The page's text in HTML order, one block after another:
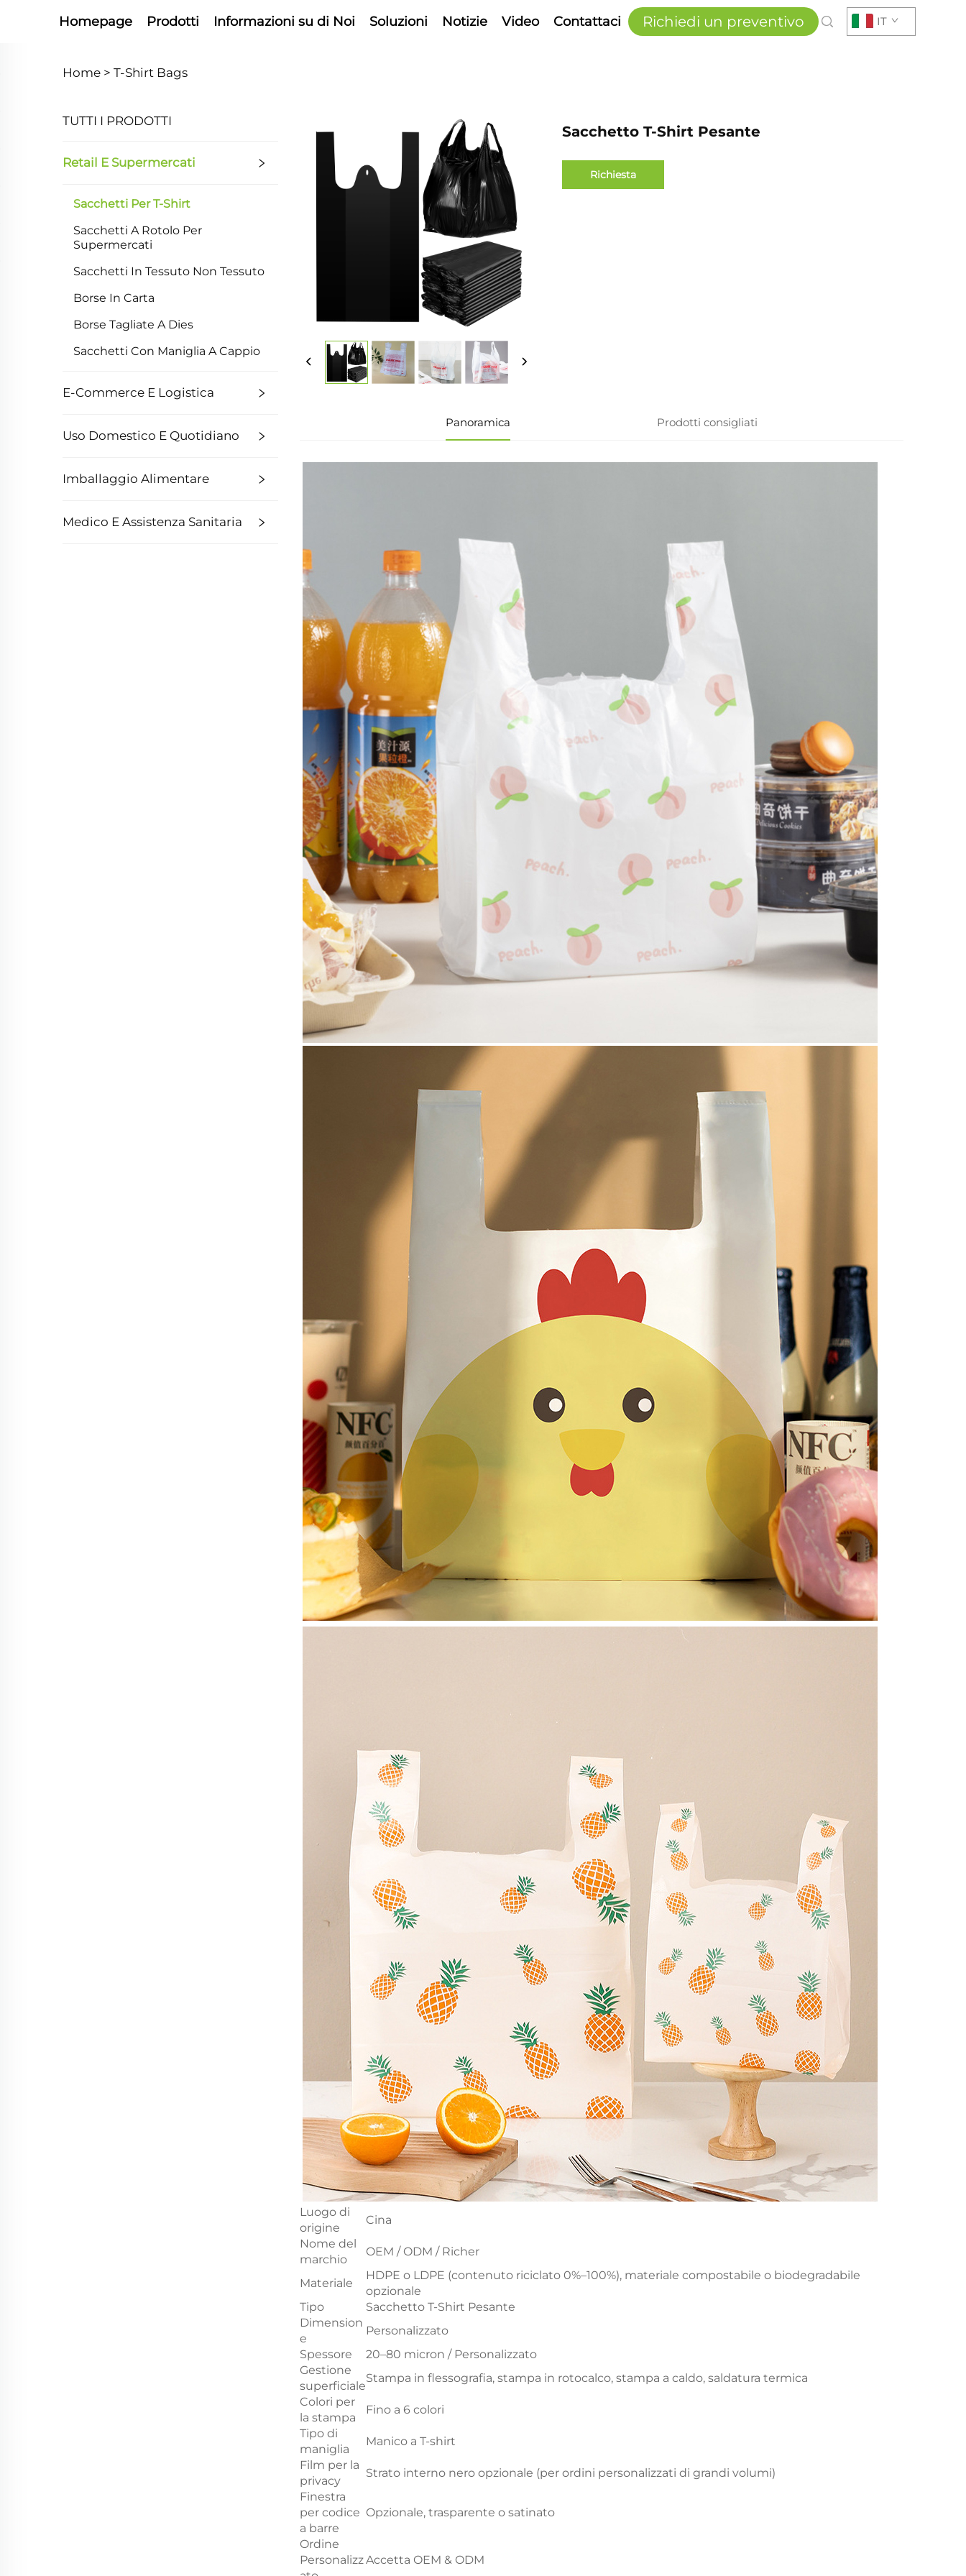
Homepage Prodotti Informazioni su di Noi Soluzioni Notizie Video Contattaci Richiedi un preventivo IT
Home > T-Shirt Bags
TUTTI I PRODOTTI
Retail E Supermercati
Sacchetti Per T-Shirt
Sacchetti A Rotolo Per
Supermercati
Sacchetti In Tessuto Non Tessuto
Borse In Carta
Borse Tagliate A Dies
Sacchetti Con Maniglia A Cappio
E-Commerce E Logistica
Uso Domestico E Quotidiano
Imballaggio Alimentare
Medico E Assistenza Sanitaria
Sacchetto T-Shirt Pesante
Richiesta
Panoramica Prodotti consigliati
Luogo di
origine
Cina
Nome del
marchio
OEM / ODM / Richer
Materiale
HDPE o LDPE (contenuto riciclato 0%–100%), materiale compostabile o biodegradabile
opzionale
Tipo
Sacchetto T-Shirt Pesante
Dimension
e
Personalizzato
Spessore
20–80 micron / Personalizzato
Gestione
superficiale
Stampa in flessografia, stampa in rotocalco, stampa a caldo, saldatura termica
Colori per
la stampa
Fino a 6 colori
Tipo di
maniglia
Manico a T-shirt
Film per la
privacy
Strato interno nero opzionale (per ordini personalizzati di grandi volumi)
Finestra
per codice
a barre
Opzionale, trasparente o satinato
Ordine
PersonalizzAccetta OEM & ODM